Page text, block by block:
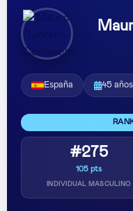
España 45 años
#275
105 pts
INDIVIDUAL MASCULINO